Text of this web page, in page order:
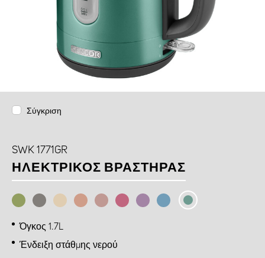
Σύγκριση
SWK 1771GR
ΗΛΕΚΤΡΙΚΌΣ ΒΡΑΣΤΉΡΑΣ
Όγκος 1.7L
Ένδειξη στάθμης νερού